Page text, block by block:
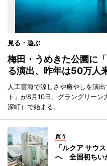
見る・遊ぶ
梅田・うめきた公園に
る演出、昨年は50万人
人工雲海で涼しさや癒やしを演
ト」が8月10日、グラングリー
深町）で始まる。
買う
「ルクア サウ
へ 全国初ちい